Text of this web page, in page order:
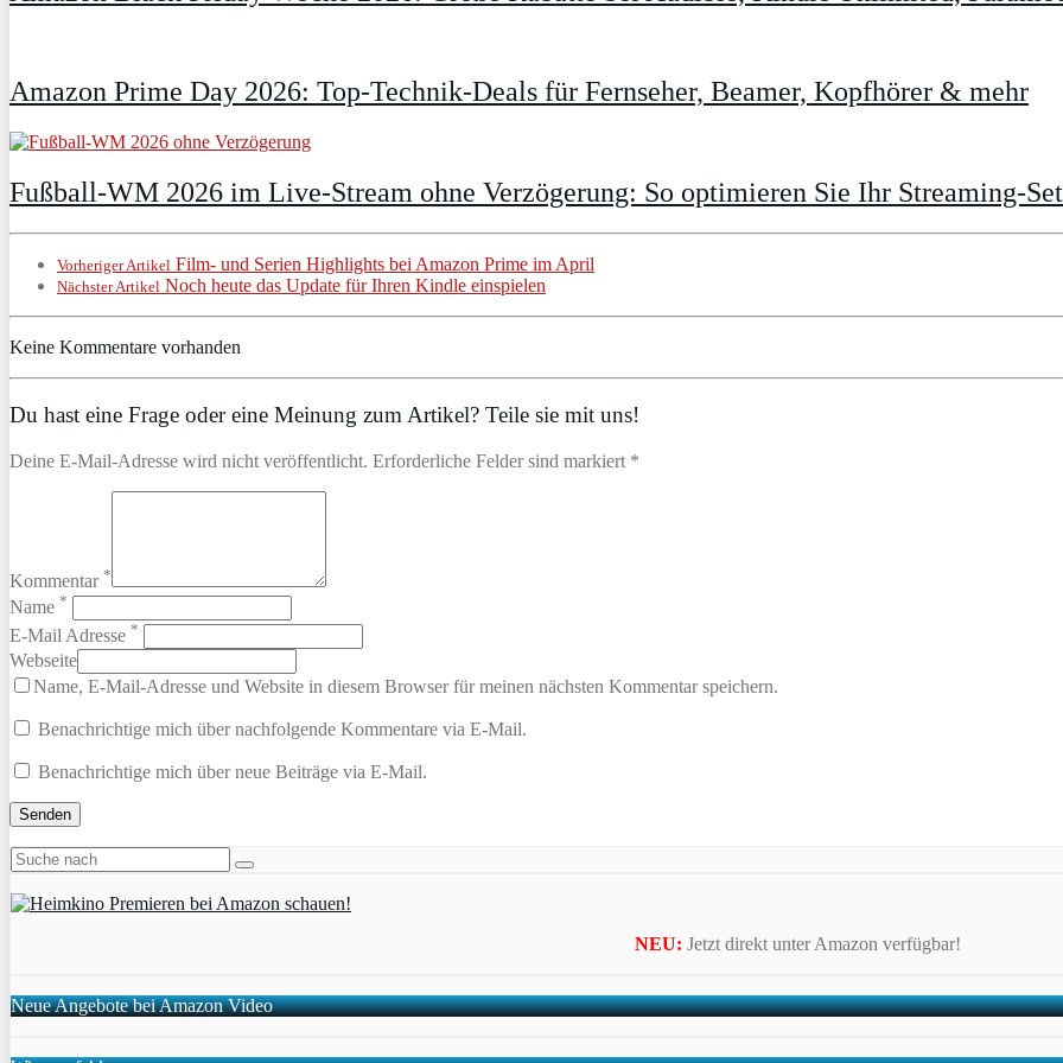
Amazon Prime Day 2026: Top-Technik-Deals für Fernseher, Beamer, Kopfhörer & mehr
Fußball-WM 2026 im Live-Stream ohne Verzögerung: So optimieren Sie Ihr Streaming-
Vorheriger Artikel Film- und Serien Highlights bei Amazon Prime im April
Nächster Artikel Noch heute das Update für Ihren Kindle einspielen
Keine Kommentare vorhanden
Du hast eine Frage oder eine Meinung zum Artikel? Teile sie mit uns!
Deine E-Mail-Adresse wird nicht veröffentlicht. Erforderliche Felder sind markiert *
Kommentar *
Name *
E-Mail Adresse *
Webseite
Name, E-Mail-Adresse und Website in diesem Browser für meinen nächsten Kommentar speichern.
Benachrichtige mich über nachfolgende Kommentare via E-Mail.
Benachrichtige mich über neue Beiträge via E-Mail.
NEU: Jetzt direkt unter Amazon verfügbar!
Neue Angebote bei Amazon Video